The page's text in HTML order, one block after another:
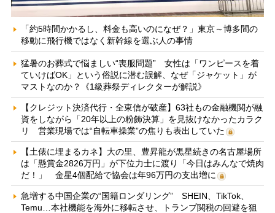
「約5時間かかるし、料金も高いのになぜ？」東京～博多間の
移動に飛行機ではなく新幹線を選ぶ人の事情
猛暑のお葬式で悩ましい“喪服問題” 女性は「ワンピースを着
ていけばOK」という俗説に潜む誤解、なぜ「ジャケット」が
マストなのか？《1級葬祭ディレクターが解説》
【クレジット決済代行・全東信が破産】63社もの金融機関が融
資をしながら「20年以上の粉飾決算」を見抜けなかったカラク
リ 営業現場では“自転車操業”の焦りも表出していた
【土俵に埋まるカネ】大の里、豊昇龍が黒星続きの名古屋場所
は「懸賞金2826万円」が下位力士に渡り「今日はみんなで焼肉
だ！」 金星4個配給で協会は年96万円の支出増に
急増する中国企業の“国籍ロンダリング” SHEIN、TikTok、
Temu…本社機能を海外に移転させ、トランプ関税の回避を狙